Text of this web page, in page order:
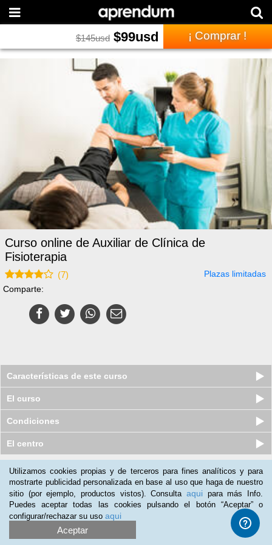
$145usd $99usd ¡ Comprar !
Curso online de Auxiliar de Clínica de
Fisioterapia
(7)
Plazas limitadas
Comparte:
Características de este curso
El curso
Condiciones
El centro
Nuestros clientes opinan:
mimi_cabis@hotmail.com(13-12-2015)
Muy util.
José Antonio(08-11-2015)
Utilizamos cookies propias y de terceros para fines analíticos y para
mostrarte publicidad personalizada en base al uso que haga de nuestro
sitio (por ejemplo, productos vistos). Consulta aqui para más Info.
Puedes aceptar todas las cookies pulsando el botón “Aceptar” o
configurar/rechazar su uso aqui
Aceptar